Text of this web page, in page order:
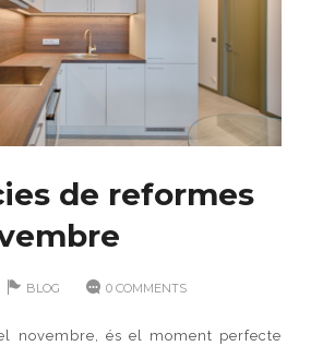
de reformes
BLOG 0 COMMENTS
novembre, és el moment perfecte